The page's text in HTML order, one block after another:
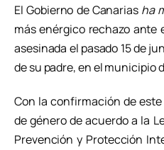
El Gobierno de Canarias ha
más enérgico rechazo
asesinada el pasado 15 de
de su padre, en el municipio
Con la confirmación de
de género de acuerdo a la
Prevención y Protección